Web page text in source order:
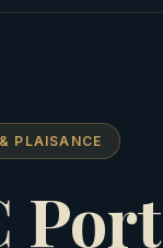
PLAISANCE